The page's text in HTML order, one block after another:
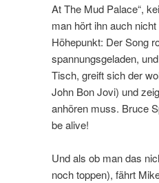
At The Mud Palace“,
man hört ihn auch
Höhepunkt: Der Song
spannungsgeladen,
Tisch, greift sich der
John Bon Jovi) und
anhören muss. Bruce
be alive!
Und als ob man das
noch toppen), fährt